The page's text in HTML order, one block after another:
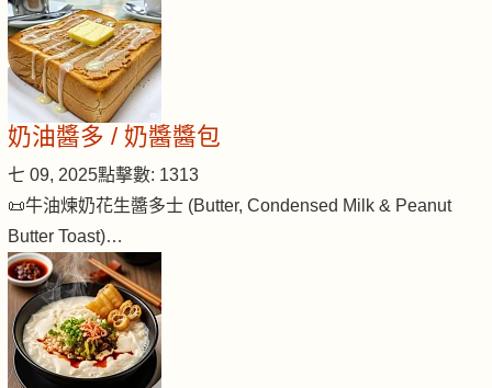
奶油醬多 / 奶醬醬包
七 09, 2025點擊數: 1313
📜牛油煉奶花生醬多士 (Butter, Condensed Milk & Peanut
Butter Toast)…